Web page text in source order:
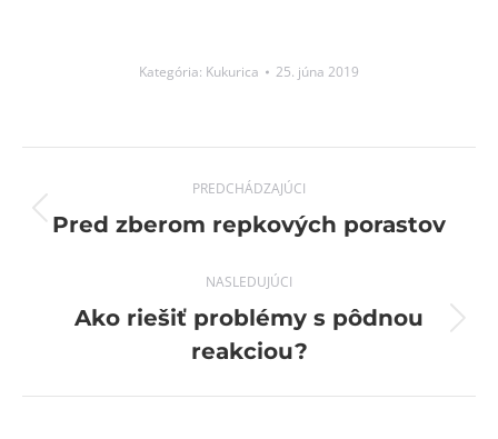
Kategória: Kukurica 25. júna 2019
navigation
PREDCHÁDZAJÚCI
Previous
Pred zberom repkových porastov
NASLEDUJÚCI
Next
post:
Ako riešiť problémy s pôdnou
reakciou?